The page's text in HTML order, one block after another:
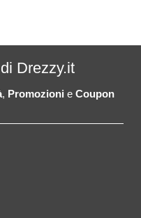
Drezzy.it
, Promozioni e Coupon